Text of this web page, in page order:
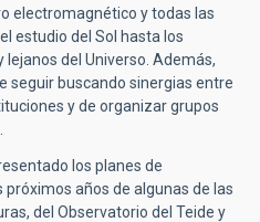
electromagnético y todas las
estudio del Sol hasta los
del Universo. Además,
seguir buscando sinergias entre
y de organizar grupos
los planes de
años de algunas de las
del Observatorio del Teide y